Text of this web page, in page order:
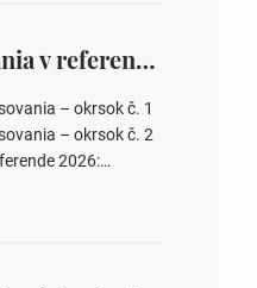
obecných
odpredaja
Výsledky hlasovania v referende 2026
– okrsok č. 1
– okrsok č. 2
2026:
…